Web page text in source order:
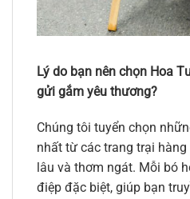
Lý do bạn nên chọn Hoa
gửi gắm yêu thương?
Chúng tôi tuyển chọn
nhất từ các trang trại
lâu và thơm ngát. Mỗi bó
điệp đặc biệt, giúp bạn